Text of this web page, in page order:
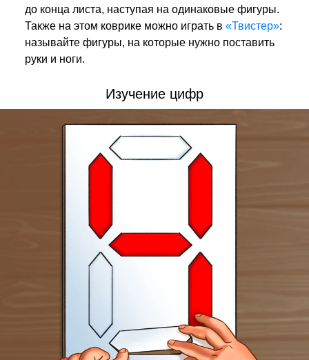
до конца листа, наступая на одинаковые фигуры.
Также на этом коврике можно играть в «Твистер»:
называйте фигуры, на которые нужно поставить
руки и ноги.
Изучение цифр